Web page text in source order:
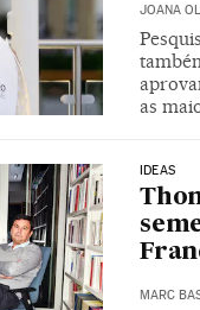
JOANA
as
IDEAS
MARC